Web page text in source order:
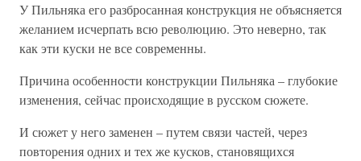
У Пильняка его разбросанная конструкция не объясняется
желанием исчерпать всю революцию. Это неверно, так
как эти куски не все современны.
Причина особенности конструкции Пильняка – глубокие
изменения, сейчас происходящие в русском сюжете.
И сюжет у него заменен – путем связи частей, через
повторения одних и тех же кусков, становящихся